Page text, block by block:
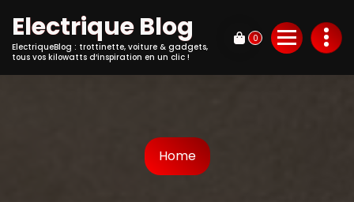
Electrique Blog
ElectriqueBlog : trottinette, voiture & gadgets,
tous vos kilowatts d’inspiration en un clic !
0
Home